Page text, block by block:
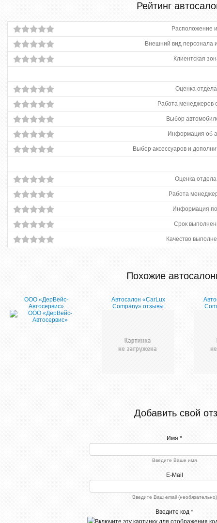
Рейтинг
Расположение
Внешний вид персонала
Клиентская
Оценка
Работа менеджеров
Выбор
Информация об
Выбор аксессуаров и
Оценка
Работа
Информация
Срок
Качество
Похожие
ООО «ДерВейс-
Автосервис»
Автосалон «CarLux
Company» отзывы
Добавить свой
Имя *
Введите Ваше имя
E-Mail
Введите Ваш email (необязательно)
Введите код *